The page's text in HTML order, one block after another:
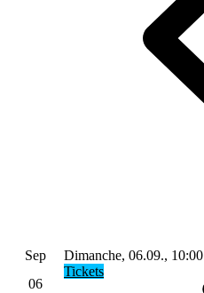
Sep
06
Dimanche, 06.09., 10:00
Tickets